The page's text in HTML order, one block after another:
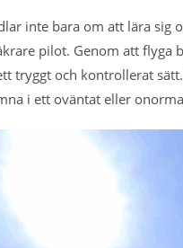
inte bara om att lära
pilot. Genom att flyga
tryggt och kontrollerat
i ett oväntat eller